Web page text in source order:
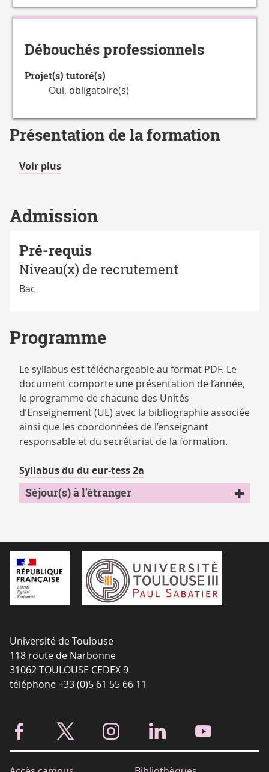
Débouchés professionnels
Projet(s) tutoré(s)
Oui, obligatoire(s)
Présentation de la formation
Voir plusde
Admission
Pré-requis
Niveau(x) de recrutement
Bac
Programme
Le syllabus est téléchargeable au format PDF. Le
document comporte une présentation de l’année,
le programme de chacune des Unités
d’Enseignement (UE) avec la bibliographie associée
ainsi que les coordonnées de l’enseignant
responsable et du secrétariat de la formation.
Syllabus du du eur-tess 2a
Séjour(s) à l'étranger
Université de Toulouse
118 route de Narbonne
31062 TOULOUSE CEDEX 9
téléphone +33 (0)5 61 55 66 11